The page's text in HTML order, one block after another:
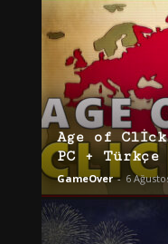
Age of
PC + Türkçe
GameOver - 6